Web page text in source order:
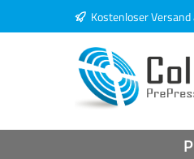
Zur Hauptnavigation
Kostenloser